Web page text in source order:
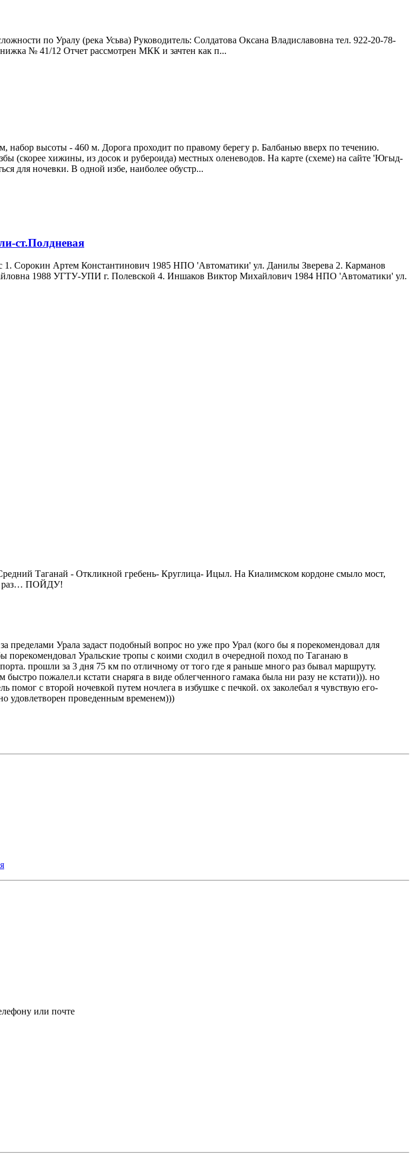
по Уралу (река Усьва) Руководитель: Солдатова Оксана Владиславовна тел. 922-20-78-
№ 41/12 Отчет рассмотрен МКК и зачтен как п...
набор высоты - 460 м. Дорога проходит по правому берегу р. Балбанью вверх по течению.
(скорее хижины, из досок и рубероида) местных оленеводов. На карте (схеме) на сайте 'Югыд-
для ночевки. В одной избе, наиболее обустр...
ст.Полдневая
Сорокин Артем Константинович 1985 НПО 'Автоматики' ул. Данилы Зверева 2. Карманов
1988 УГТУ-УПИ г. Полевской 4. Иншаков Виктор Михайлович 1984 НПО 'Автоматики' ул.
Таганай - Откликной гребень- Круглица- Ицыл. На Киалимском кордоне смыло мост,
раз… ПОЙДУ!
пределами Урала задаст подобный вопрос но уже про Урал (кого бы я порекомендовал для
Уральские тропы с коими сходил в очередной поход по Таганаю в
прошли за 3 дня 75 км по отличному от того где я раньше много раз бывал маршруту.
пожалел.и кстати снаряга в виде облегченного гамака была ни разу не кстати))). но
с второй ночевкой путем ночлега в избушке с печкой. ох заколебал я чувствую его-
удовлетворен проведенным временем)))
или почте